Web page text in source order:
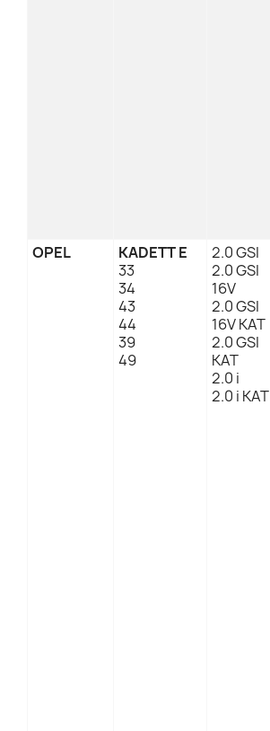
OPEL
KADETT E
33
34
43
44
39
49
2.0 GSI
2.0 GSI
16V
2.0 GSI
16V KAT
2.0 GSI
KAT
2.0 i
2.0 i KAT